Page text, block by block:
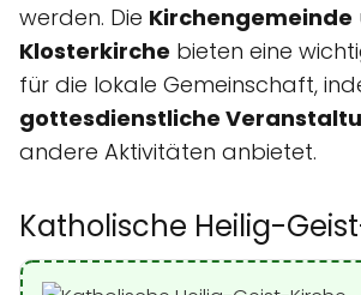
werden. Die Kirchengemeinde
Klosterkirche bieten eine
für die lokale Gemeinschaft,
gottesdienstliche
andere Aktivitäten anbietet.
Katholische Heilig-